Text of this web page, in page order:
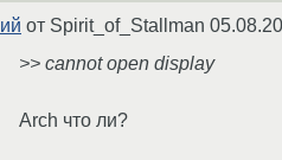
от Spirit_of_Stallman
>> cannot open display
Arch что ли?